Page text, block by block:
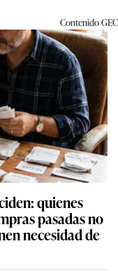
ContenidoGEC
quienes
pasadas no
necesidad de